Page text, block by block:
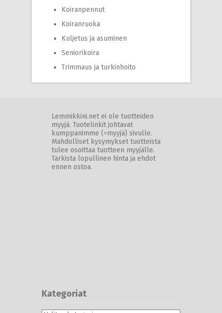
Koiranpennut
Koiranruoka
Kuljetus ja asuminen
Seniorikoira
Trimmaus ja turkinhoito
Lemmikkini.net ei ole tuotteiden
myyjä. Tuotelinkit johtavat
kumppanimme (=myyjä) sivulle.
Mahdolliset kysymykset tuotteista
tulee osoittaa tuotteen myyjälle.
Tarkista lopullinen hinta ja ehdot
ennen ostoa.
Kategoriat